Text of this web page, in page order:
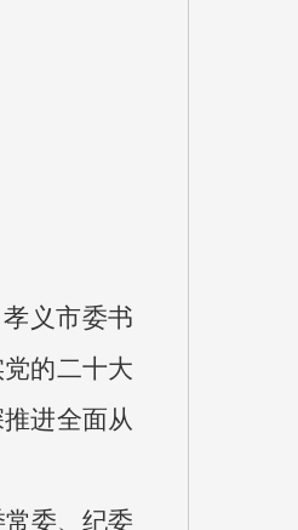
义市委书
的二十大
进全面从
委、纪委